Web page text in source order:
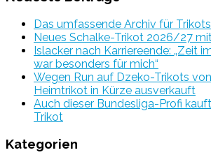
Das umfassende Archiv für
Neues Schalke-Trikot 2026/27
Islacker nach Karriereende: „Zeit
war besonders für mich“
Wegen Run auf Dzeko-Trikots
Heimtrikot in Kürze ausverkauft
Auch dieser Bundesliga-Profi
Trikot
Kategorien